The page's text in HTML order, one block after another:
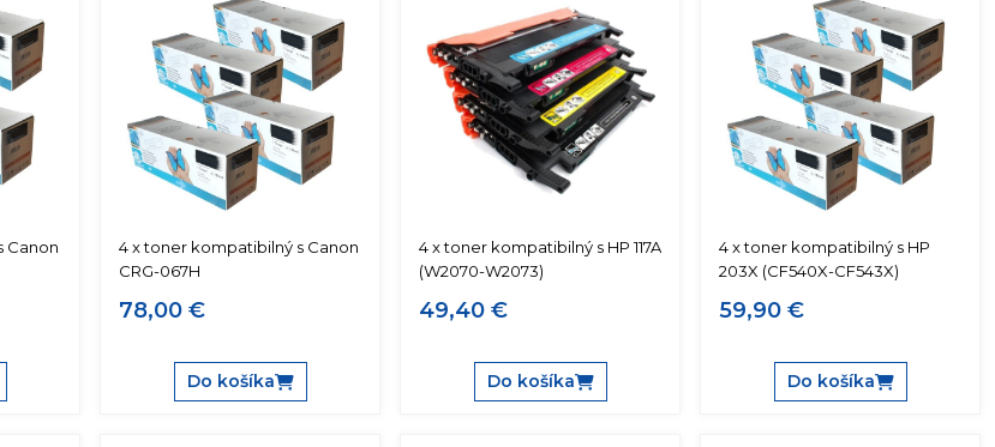
Canon
4 x toner kompatibilný s Canon
CRG-067H
78,00 €
Do košíka
4 x toner kompatibilný s HP 117A
(W2070-W2073)
49,40 €
Do košíka
4 x toner kompatibilný s HP
203X (CF540X-CF543X)
59,90 €
Do košíka